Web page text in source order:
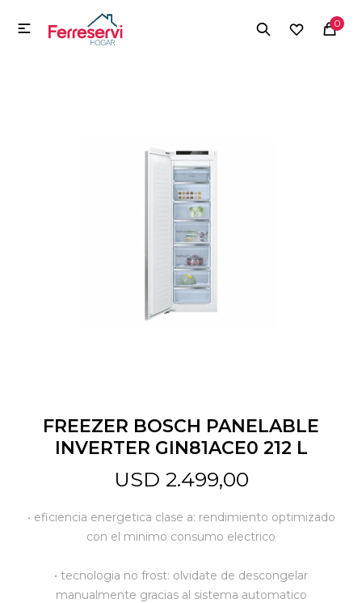
0

FREEZER BOSCH PANELABLE
INVERTER GIN81ACE0 212 L
USD 2.499,00
• eficiencia energetica clase a: rendimiento optimizado
con el minimo consumo electrico
• tecnologia no frost: olvidate de descongelar
manualmente gracias al sistema automatico
MI CUENTA
Jardín y Aire Libre
Juguetes y artículos para bebé